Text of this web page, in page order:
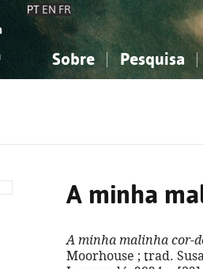
PT EN FR
Sobre Pesquisa
A minha
A minha malinha cor-
Moorhouse ; trad.